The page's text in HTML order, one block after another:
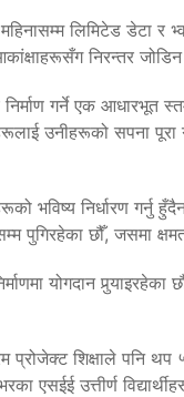
लिमिटेड डेटा र
निरन्तर जोडिन
गर्ने एक आधारभूत
उनीहरूको सपना
भविष्य निर्धारण गर्नु
पुगिरहेका छौँ, जसमा
योगदान
प्रोजेक्ट शिक्षाले पनि थप
एसईई उत्तीर्ण